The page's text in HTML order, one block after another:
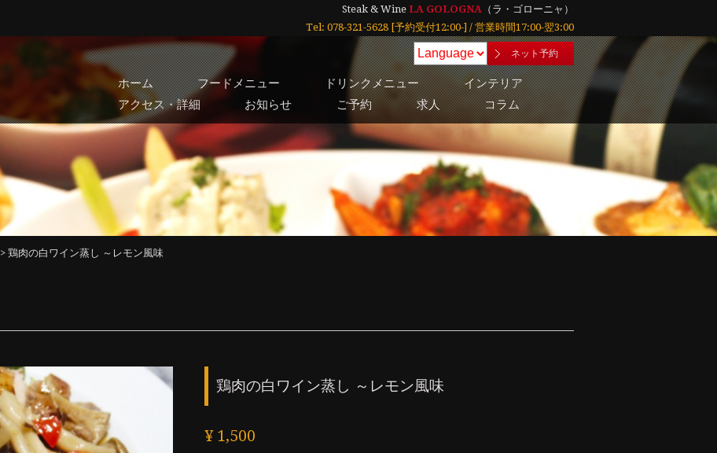
Steak & Wine LA GOLOGNA （ラ・ゴローニャ）
Tel: 078-321-5628 [予約受付12:00-] / 営業時間17:00-翌3:00
ネット予約
ホーム フードメニュー ドリンクメニュー
インテリア
アクセス・詳細
お知らせ ご予約 求人 コラム
> 鶏肉の白ワイン蒸し ～レモン風味
鶏肉の白ワイン蒸し ～レモン風味
¥ 1,500